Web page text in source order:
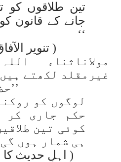
تین طلاقوں کو
جانے کے قانون
‘‘
( تنویر
مولاناثناء
غیرمقلد لکھتے
لوگوں کو
حکم جاری کر
کوئی تین
ہی شمار ہوں گی
( اہلِ حدیث